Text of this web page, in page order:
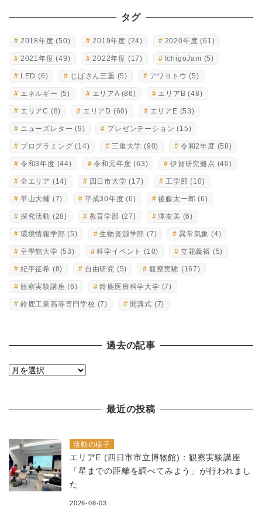
タグ
2018年度 (50) 2019年度 (24) 2020年度 (61)
2021年度 (49) 2022年度 (17) IchigoJam (5)
LED (6) じばさん三重 (5) アワヨトウ (5)
エネルギー (5) エリアA(86) エリアB (48)
エリアC (8) エリアD (60) エリアE (53)
ニューズレター (9) プレゼンテーション (15)
プログラミング (14) 三重大学 (90) 令和2年度 (58)
令和3年度 (44) 令和元年度 (63) 伊賀研究拠点 (40)
全エリア (14) 四日市大学 (17) 工学部 (10)
平山大輔 (7) 平成30年度 (6) 後藤太一郎 (6)
探究活動 (28) 教育学部 (27) 澤友美 (6)
環境情報学部 (5) 生物資源学部 (7) 異常気象 (4)
皇學館大学 (53) 科学イベント (10) 立花義裕 (5)
紀平征希 (8) 自由研究 (5) 観察実験 (167)
観察実験講座 (6) 鈴鹿医療科学大学 (7)
鈴鹿工業高等専門学校 (7) 開講式 (7)
過去の記事
過
最近の投稿
活動の様子
エリアE (四日市市立博物館)：観察実験講座
「星までの距離を調べてみよう」が行われまし
た
2026-08-03